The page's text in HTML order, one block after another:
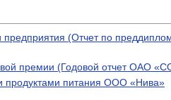
(Отчет по
премии (Годовой отчет ОАО
продуктами питания ООО «Нива»